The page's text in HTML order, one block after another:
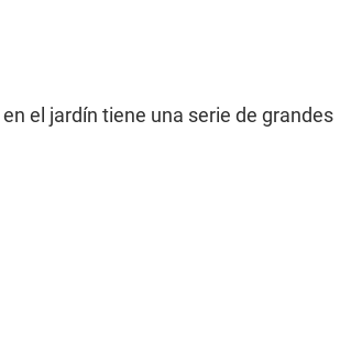
en el jardín tiene una serie de grandes